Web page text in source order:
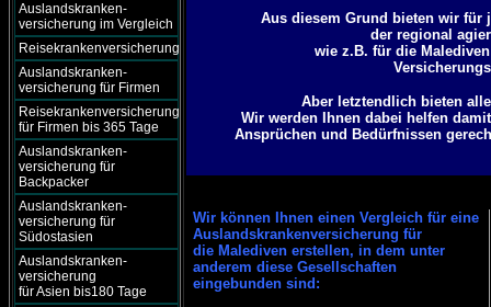
Auslandskranken-
versicherung im Vergleich
Reisekrankenversicherung
Auslandskranken-
versicherung für Firmen
Reisekrankenversicherung
für Firmen bis 365 Tage
Auslandskranken-
versicherung für
Backpacker
Auslandskranken-
versicherung für
Südostasien
Auslandskranken-
versicherung
für Asien bis180 Tage
Aus diesem Grund bieten wir für
der regional
wie z.B. für die
Aber letztendlich bieten
Wir werden Ihnen dabei helfen
Ansprüchen und Bedürfnissen
Wir können Ihnen einen Vergleich für eine
Auslandskrankenversicherung für
die Malediven erstellen, in dem unter
anderem diese Gesellschaften
eingebunden sind: